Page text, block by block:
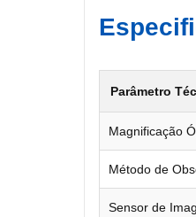
Parâmetro
Magnificação
Método de
Sensor de